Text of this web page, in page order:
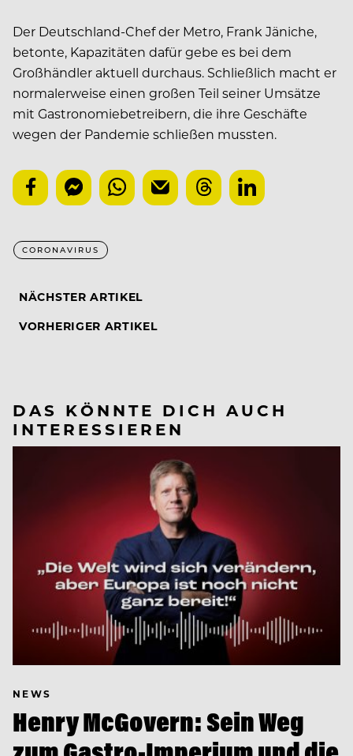
Der Deutschland-Chef der Metro, Frank Jäniche,
betonte, Kapazitäten dafür gebe es bei dem
Großhändler aktuell durchaus. Schließlich macht er
normalerweise einen großen Teil seiner Umsätze
mit Gastronomiebetreibern, die ihre Geschäfte
wegen der Pandemie schließen mussten.
CORONAVIRUS
NÄCHSTER ARTIKEL
VORHERIGER ARTIKEL
DAS KÖNNTE DICH AUCH
INTERESSIEREN
NEWS
Henry McGovern: Sein Weg